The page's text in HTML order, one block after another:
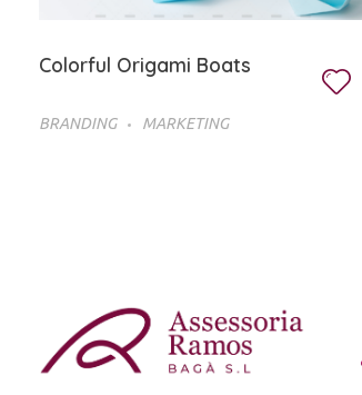
Colorful Origami Boats
BRANDING MARKETING